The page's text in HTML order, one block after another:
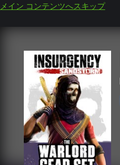
メイン コンテンツへスキップ